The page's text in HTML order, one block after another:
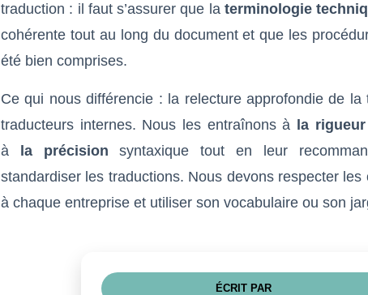
traduction : il faut s’assurer que la terminologie
cohérente tout au long du document et que les
été bien comprises.
Ce qui nous différencie : la relecture approfondie de la
traducteurs internes. Nous les entraînons à
la rigueur
à
la précision syntaxique tout en leur
standardiser les traductions. Nous devons respecter les
à chaque entreprise et utiliser son vocabulaire ou son
ÉCRIT PAR